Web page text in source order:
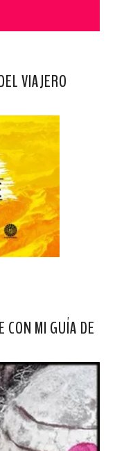
VIAJERO
CON MI GUÍA DE